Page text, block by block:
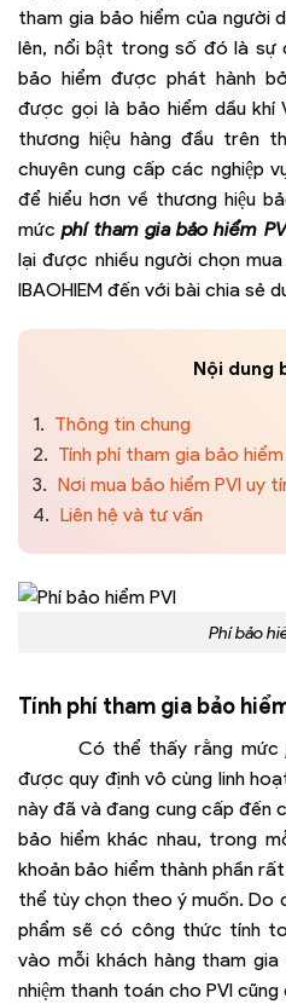
tham gia bảo hiểm của người
lên, nổi bật trong số đó là sự
bảo hiểm được phát hành
được gọi là bảo hiểm dầu khí
thương hiệu hàng đầu trên
chuyên cung cấp các nghiệp
để hiểu hơn về thương hiệu
mứcphí tham gia bảo hiểm
lại được nhiều người chọn
IBAOHIEM đến với bài chia sẻ
Nội dung
1. Thông tin chung
2. Tính phí tham gia bảo hiểm
3. Nơi mua bảo hiểm PVI uy
4. Liên hệ và tư vấn
Phí bảo
Tính phí tham gia bảo
Có thể thấy rằng mức
được quy định vô cùng linh
này đã và đang cung cấp đến
bảo hiểm khác nhau, trong
khoản bảo hiểm thành phần
thể tùy chọn theo ý muốn. Do
phẩm sẽ có công thức tính
vào mỗi khách hàng tham
nhiệm thanh toán cho PVI